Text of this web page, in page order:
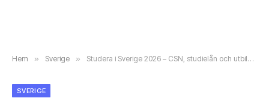
Hem » Sverige » Studera i Sverige 2026 – CSN, studielån och utbildningsval
SVERIGE